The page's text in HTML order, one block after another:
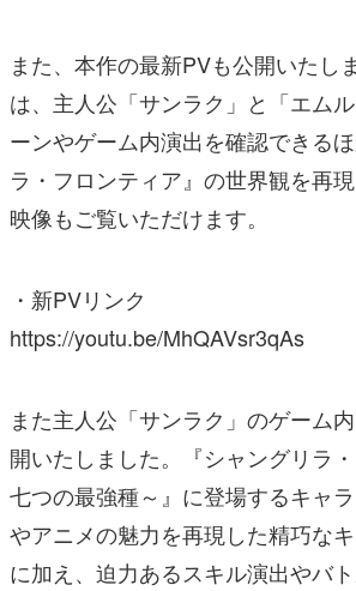
また、本作の最新PVも公開いたし
は、主人公「サンラク」と「エム
ーンやゲーム内演出を確認できる
ラ・フロンティア』の世界観を再
映像もご覧いただけます。
・新PVリンク
https://youtu.be/MhQAVsr3qAs
また主人公「サンラク」のゲーム
開いたしました。『シャングリラ
七つの最強種～』に登場するキャ
やアニメの魅力を再現した精巧な
に加え、迫力あるスキル演出やバ